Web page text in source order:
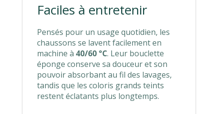
Faciles à entretenir
Pensés pour un usage quotidien, les
chaussons se lavent facilement en
machine à 40/60 °C. Leur bouclette
éponge conserve sa douceur et son
pouvoir absorbant au fil des lavages,
tandis que les coloris grands teints
restent éclatants plus longtemps.